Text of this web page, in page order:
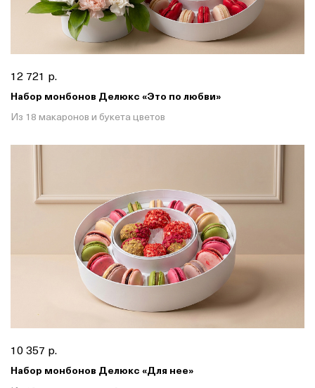
12 721 р.
Набор монбонов Делюкс «Это по любви»
Из 18 макаронов и букета цветов
10 357 р.
Набор монбонов Делюкс «Для нее»